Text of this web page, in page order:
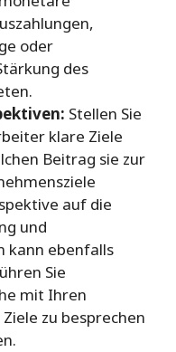
oder
des
Stellen Sie
klare Ziele
Beitrag sie zur
auf die
und
kann ebenfalls
Sie
mit Ihren
zu besprechen